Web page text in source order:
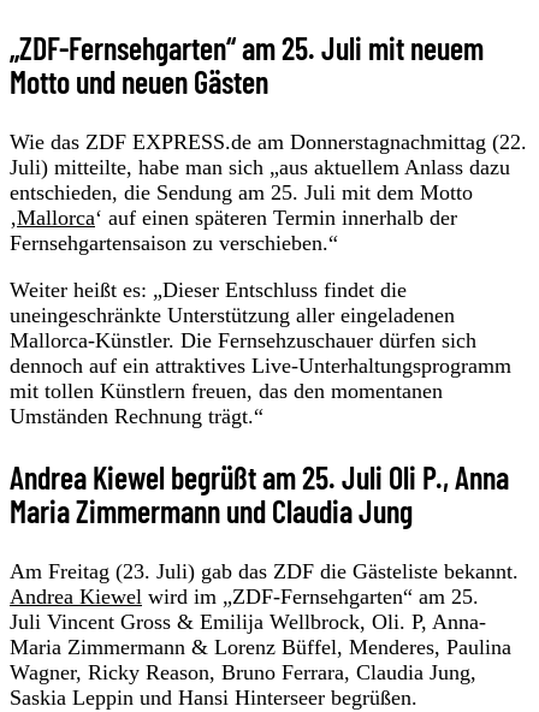
„ZDF-Fernsehgarten“ am 25. Juli mit neuem
Motto und neuen Gästen
Wie das ZDF EXPRESS.de am Donnerstagnachmittag (22.
Juli) mitteilte, habe man sich „aus aktuellem Anlass dazu
entschieden, die Sendung am 25. Juli mit dem Motto
‚Mallorca‘ auf einen späteren Termin innerhalb der
Fernsehgartensaison zu verschieben.“
Weiter heißt es: „Dieser Entschluss findet die
uneingeschränkte Unterstützung aller eingeladenen
Mallorca-Künstler. Die Fernsehzuschauer dürfen sich
dennoch auf ein attraktives Live-Unterhaltungsprogramm
mit tollen Künstlern freuen, das den momentanen
Umständen Rechnung trägt.“
Andrea Kiewel begrüßt am 25. Juli Oli P., Anna
Maria Zimmermann und Claudia Jung
Am Freitag (23. Juli) gab das ZDF die Gästeliste bekannt.
Andrea Kiewel wird im „ZDF-Fernsehgarten“ am 25.
Juli Vincent Gross & Emilija Wellbrock, Oli. P, Anna-
Maria Zimmermann & Lorenz Büffel, Menderes, Paulina
Wagner, Ricky Reason, Bruno Ferrara, Claudia Jung,
Saskia Leppin und Hansi Hinterseer begrüßen.